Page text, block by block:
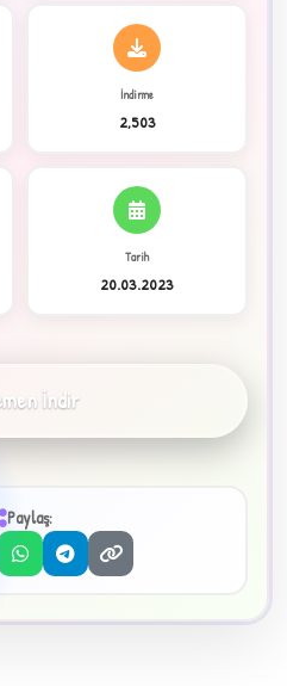
İndirme
2,503
Tarih
20.03.2023
İndir
Paylaş: